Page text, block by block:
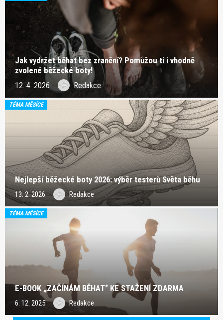
Jak vydržet běhat bez zranění? Pomůžou ti i vhodně
zvolené běžecké boty!
12. 4. 2026 Redakce
TÉMA MĚSÍCE
Nejlepší běžecké boty 2026: výběr testerů Světa běhu
13. 2. 2026 Redakce
TÉMA MĚSÍCE
E-BOOK „ZAČÍNÁM BĚHAT“ KE STAŽENÍ ZDARMA
6. 12. 2025 Redakce